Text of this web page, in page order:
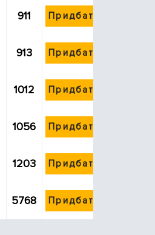
911 Придбати
913 Придбати
1012 Придбати
1056 Придбати
1203 Придбати
5768 Придбати